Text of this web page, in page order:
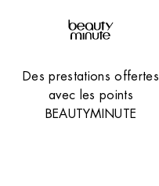
Des prestations offertes
avec les points
BEAUTYMINUTE